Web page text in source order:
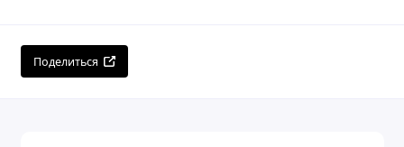
Поделиться